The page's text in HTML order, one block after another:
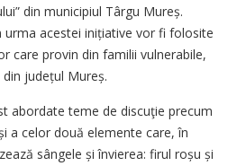
din municipiul Târgu Mureș.
urma acestei inițiative vor fi folosite
care provin din familii vulnerabile,
județul Mureș.
abordate teme de discuţie precum
a celor două elemente care, în
sângele și învierea: firul roșu și